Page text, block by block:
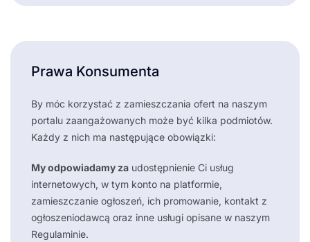
Prawa Konsumenta
By móc korzystać z zamieszczania ofert na naszym
portalu zaangażowanych może być kilka podmiotów.
Każdy z nich ma następujące obowiązki:
My odpowiadamy za udostępnienie Ci usług
internetowych, w tym konto na platformie,
zamieszczanie ogłoszeń, ich promowanie, kontakt z
ogłoszeniodawcą oraz inne usługi opisane w naszym
Regulaminie.